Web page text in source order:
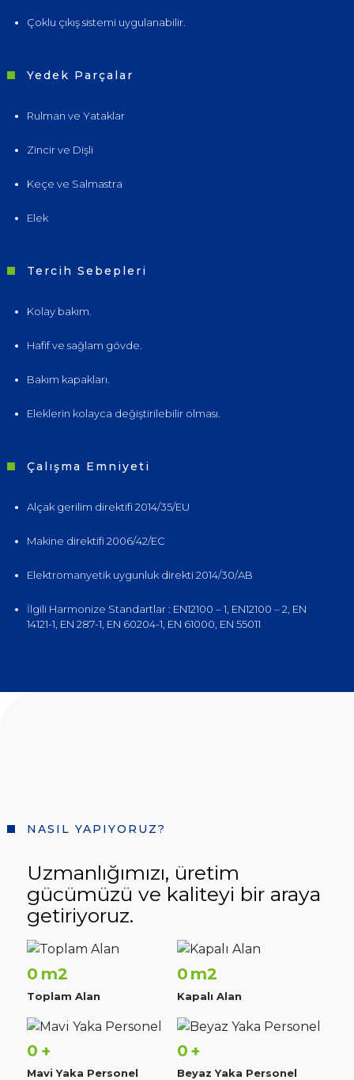
Çoklu çıkış sistemi uygulanabilir.
Yedek Parçalar
Rulman ve Yataklar
Zincir ve Dişli
Keçe ve Salmastra
Elek
Tercih Sebepleri
Kolay bakım.
Hafif ve sağlam gövde.
Bakım kapakları.
Eleklerin kolayca değiştirilebilir olması.
Çalışma Emniyeti
Alçak gerilim direktifi 2014/35/EU
Makine direktifi 2006/42/EC
Elektromanyetik uygunluk direkti 2014/30/AB
İlgili Harmonize Standartlar : EN12100 – 1, EN12100 – 2, EN
14121-1, EN 287-1, EN 60204-1, EN 61000, EN 55011
NASIL YAPIYORUZ?
Uzmanlığımızı, üretim
gücümüzü ve kaliteyi bir araya
getiriyoruz.
0 m2
Toplam Alan
0 m2
Kapalı Alan
0 +
Mavi Yaka Personel
0 +
Beyaz Yaka Personel